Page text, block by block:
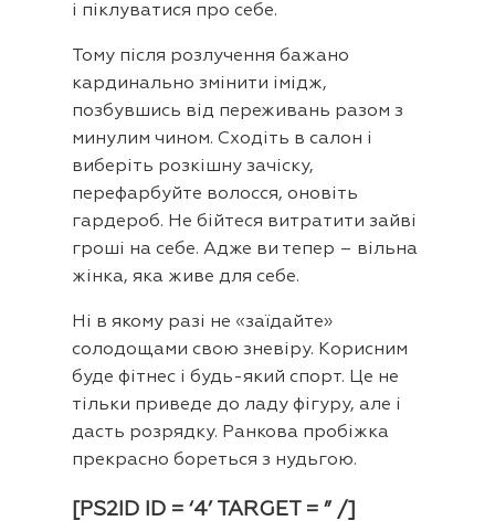
і піклуватися про себе.
Тому після розлучення бажано
кардинально змінити імідж,
позбувшись від переживань разом з
минулим чином. Сходіть в салон і
виберіть розкішну зачіску,
перефарбуйте волосся, оновіть
гардероб. Не бійтеся витратити зайві
гроші на себе. Адже ви тепер – вільна
жінка, яка живе для себе.
Ні в якому разі не «заїдайте»
солодощами свою зневіру. Корисним
буде фітнес і будь-який спорт. Це не
тільки приведе до ладу фігуру, але і
дасть розрядку. Ранкова пробіжка
прекрасно бореться з нудьгою.
[PS2ID ID = ‘4’ TARGET = ” /]